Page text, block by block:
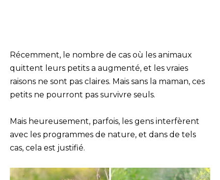
Récemment, le nombre de cas où les animaux
quittent leurs petits a augmenté, et les vraies
raisons ne sont pas claires. Mais sans la maman, ces
petits ne pourront pas survivre seuls.
Mais heureusement, parfois, les gens interfèrent
avec les programmes de nature, et dans de tels
cas, cela est justifié.